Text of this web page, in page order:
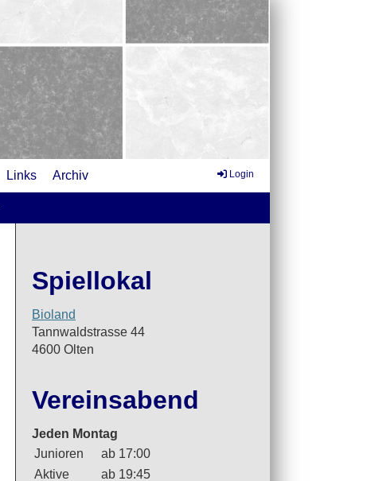
Links Archiv Login
Spiellokal
Bioland
Tannwaldstrasse 44
4600 Olten
Vereinsabend
Jeden Montag
Junioren
ab 17:00
Aktive
ab 19:45